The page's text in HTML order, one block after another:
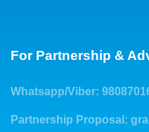
For Partnership &
Whatsapp/Viber:
Partnership Proposal: